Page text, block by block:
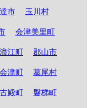
市 玉川村
会津美里町
浪江町 郡山市
津町 葛尾村
古殿町 磐梯町